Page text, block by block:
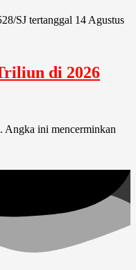
SJ tertanggal 14 Agustus
di 2026
Angka ini mencerminkan